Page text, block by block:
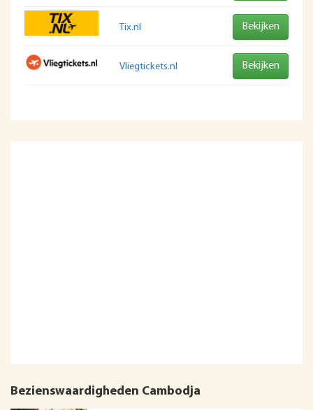
Tix.nl Bekijken
Vliegtickets.nl Bekijken
Bezienswaardigheden Cambodja